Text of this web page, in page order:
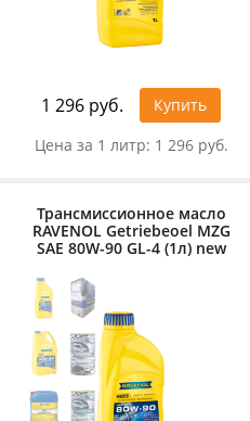
1 296 руб.
Купить
Цена за 1 литр: 1 296 руб.
Трансмиссионное масло
RAVENOL Getriebeoel MZG
SAE 80W-90 GL-4 (1л) new